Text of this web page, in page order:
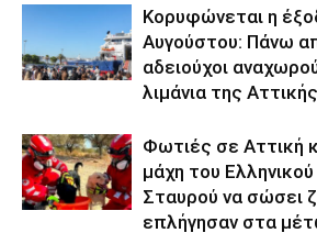
Κορυφώνεται η
Αυγούστου: Πάνω
αδειούχοι
λιμάνια της Αττικής
Φωτιές σε Αττική
μάχη του
Σταυρού να σώσει
επλήγησαν στα